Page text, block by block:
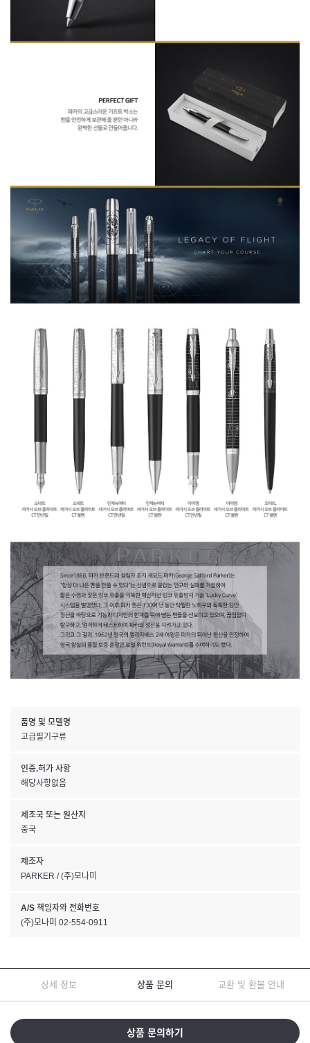
품명 및 모델명
고급필기구류
인증.허가 사항
해당사항없음
제조국 또는 원산지
중국
제조자
PARKER / (주)모나미
A/S 책임자와 전화번호
(주)모나미 02-554-0911
상세 정보 상품 문의 교환 및 환불 안내
상품 문의하기